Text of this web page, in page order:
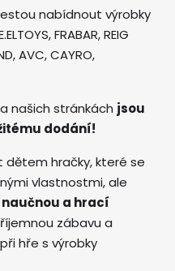
nabídnout výrobky
FRABAR, REIG
AVC, CAYRO,
našich stránkách jsou
dodání!
dětem hračky, které se
vlastnostmi, ale
a hrací
zábavu a
hře s výrobky